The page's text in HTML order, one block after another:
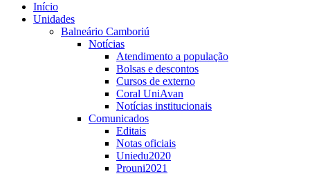
Início
Unidades
Balneário Camboriú
Notícias
Atendimento a população
Bolsas e descontos
Cursos de externo
Coral UniAvan
Notícias institucionais
Comunicados
Editais
Notas oficiais
Uniedu2020
Prouni2021